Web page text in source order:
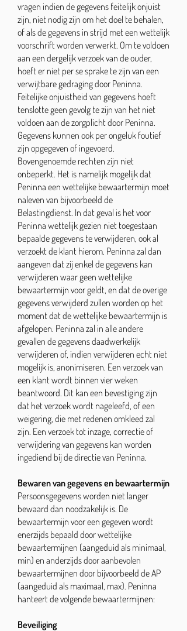
vragen indien de gegevens feitelijk onjuist
zijn, niet nodig zijn om het doel te behalen,
of als de gegevens in strijd met een wettelijk
voorschrift worden verwerkt. Om te voldoen
aan een dergelijk verzoek van de ouder,
hoeft er niet per se sprake te zijn van een
verwijtbare gedraging door Peninna.
Feitelijke onjuistheid van gegevens hoeft
tenslotte geen gevolg te zijn van het niet
voldoen aan de zorgplicht door Peninna.
Gegevens kunnen ook per ongeluk foutief
zijn opgegeven of ingevoerd.
Bovengenoemde rechten zijn niet
onbeperkt. Het is namelijk mogelijk dat
Peninna een wettelijke bewaartermijn moet
naleven van bijvoorbeeld de
Belastingdienst. In dat geval is het voor
Peninna wettelijk gezien niet toegestaan
bepaalde gegevens te verwijderen, ook al
verzoekt de klant hierom. Peninna zal dan
aangeven dat zij enkel de gegevens kan
verwijderen waar geen wettelijke
bewaartermijn voor geldt, en dat de overige
gegevens verwijderd zullen worden op het
moment dat de wettelijke bewaartermijn is
afgelopen. Peninna zal in alle andere
gevallen de gegevens daadwerkelijk
verwijderen of, indien verwijderen echt niet
mogelijk is, anonimiseren. Een verzoek van
een klant wordt binnen vier weken
beantwoord. Dit kan een bevestiging zijn
dat het verzoek wordt nageleefd, of een
weigering, die met redenen omkleed zal
zijn. Een verzoek tot inzage, correctie of
verwijdering van gegevens kan worden
ingediend bij de directie van Peninna.
Bewaren van gegevens en bewaartermijn
Persoonsgegevens worden niet langer
bewaard dan noodzakelijk is. De
bewaartermijn voor een gegeven wordt
enerzijds bepaald door wettelijke
bewaartermijnen (aangeduid als minimaal,
min) en anderzijds door aanbevolen
bewaartermijnen door bijvoorbeeld de AP
(aangeduid als maximaal, max). Peninna
hanteert de volgende bewaartermijnen:
Beveiliging